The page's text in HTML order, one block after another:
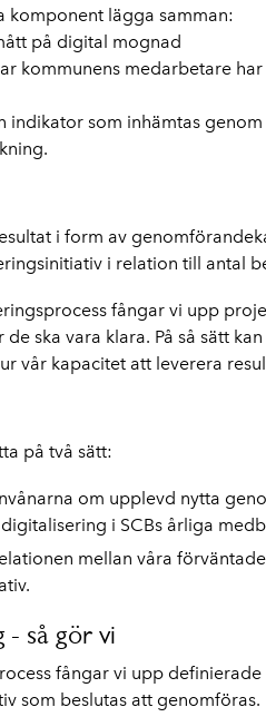
komponent lägga samman:
på digital mognad
kommunens medarbetare
indikator som inhämtas
i form av
i relation till antal
fångar vi upp
ska vara klara. På så sätt
vår kapacitet att leverera
på två sätt:
om upplevd nytta
i SCBs årliga
mellan våra
- så gör vi
fångar vi upp
som beslutas att genomföras.